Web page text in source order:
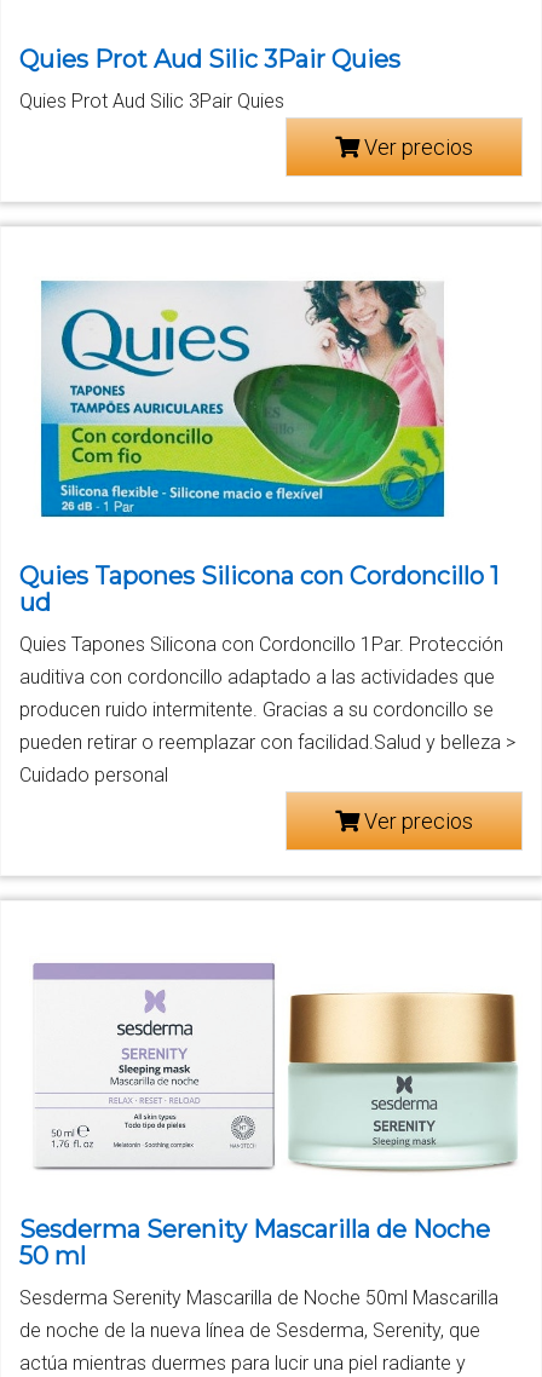
Quies Prot Aud Silic 3Pair Quies
Quies Prot Aud Silic 3Pair Quies
Ver precios
Quies Tapones Silicona con Cordoncillo 1
ud
Quies Tapones Silicona con Cordoncillo 1Par. Protección
auditiva con cordoncillo adaptado a las actividades que
producen ruido intermitente. Gracias a su cordoncillo se
pueden retirar o reemplazar con facilidad.Salud y belleza >
Cuidado personal
Ver precios
Sesderma Serenity Mascarilla de Noche
50 ml
Sesderma Serenity Mascarilla de Noche 50ml Mascarilla
de noche de la nueva línea de Sesderma, Serenity, que
actúa mientras duermes para lucir una piel radiante y